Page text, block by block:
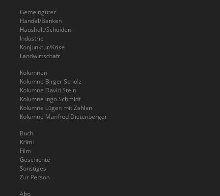
Gemeingüter
Handel/Banken
Haushalt/Schulden
Industrie
Konjunktur/Krise
Landwirtschaft
Kolumnen
Kolumne Birger Scholz
Kolumne David Stein
Kolumne Ingo Schmidt
Kolumne Lügen mit Zahlen
Kolumne Manfred Dietenberger
Buch
Krimi
Film
Geschichte
Sonstiges
Zur Person
Abo